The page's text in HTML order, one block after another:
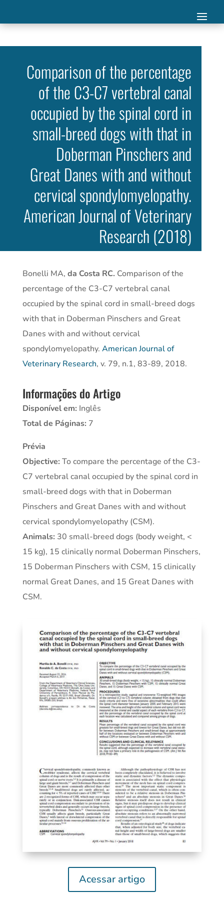
Comparison of the percentage
of the C3-C7 vertebral canal
occupied by the spinal cord in
small-breed dogs with that in
Doberman Pinschers and
Great Danes with and without
cervical spondylomyelopathy.
American Journal of Veterinary
Research (2018)
Bonelli MA, da Costa RC. Comparison of the
percentage of the C3-C7 vertebral canal
occupied by the spinal cord in small-breed dogs
with that in Doberman Pinschers and Great
Danes with and without cervical
spondylomyelopathy. American Journal of
Veterinary Research, v. 79, n.1, 83-89, 2018.
Informações do Artigo
Disponível em: Inglês
Total de Páginas: 7
Prévia
Objective: To compare the percentage of the C3-
C7 vertebral canal occupied by the spinal cord in
small-breed dogs with that in Doberman
Pinschers and Great Danes with and without
cervical spondylomyelopathy (CSM).
Animals: 30 small-breed dogs (body weight, <
15 kg), 15 clinically normal Doberman Pinschers,
15 Doberman Pinschers with CSM, 15 clinically
normal Great Danes, and 15 Great Danes with
CSM.
Acessar artigo